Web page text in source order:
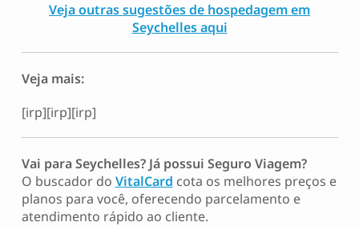
Veja outras sugestões de hospedagem em
Seychelles aqui
Veja mais:
[irp][irp][irp]
Vai para Seychelles? Já possui Seguro Viagem?
O buscador do VitalCard cota os melhores preços e
planos para você, oferecendo parcelamento e
atendimento rápido ao cliente.